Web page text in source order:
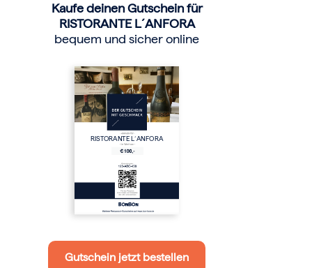
Kaufe deinen Gutschein für
RISTORANTE L´ANFORA
bequem und sicher online
RISTORANTE L´ANFORA
Gutschein jetzt bestellen